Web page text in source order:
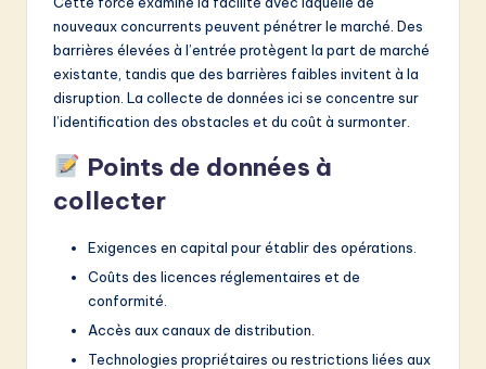
nouveaux concurrents peuvent pénétrer le marché. Des
barrières élevées à l’entrée protègent la part de marché
existante, tandis que des barrières faibles invitent à la
disruption. La collecte de données ici se concentre sur
l’identification des obstacles et du coût à surmonter.
Points de données à
collecter
Exigences en capital pour établir des opérations.
Coûts des licences réglementaires et de
conformité.
Accès aux canaux de distribution.
Technologies propriétaires ou restrictions liées aux